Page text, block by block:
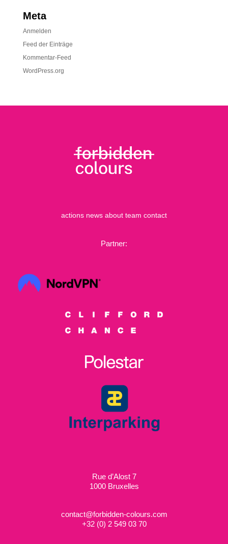
Meta
Anmelden
Feed der Einträge
Kommentar-Feed
WordPress.org
actions news about team contact
Partner:
Rue d’Alost 7
1000 Bruxelles
contact@forbidden-colours.com
+32 (0) 2 549 03 70